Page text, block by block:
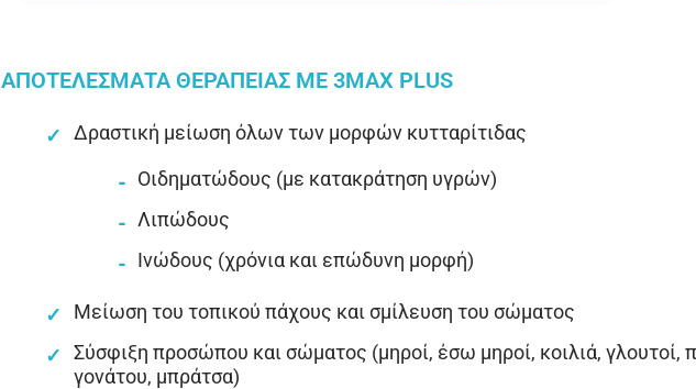
ΑΠΟΤΕΛΕΣΜΑΤΑ ΘΕΡΑΠΕΙΑΣ ΜΕ 3MAX PLUS
Δραστική μείωση όλων των μορφών κυτταρίτιδας
Οιδηματώδους (με κατακράτηση υγρών)
Λιπώδους
Ινώδους (χρόνια και επώδυνη μορφή)
Μείωση του τοπικού πάχους και σμίλευση του σώματος
Σύσφιξη προσώπου και σώματος (μηροί, έσω μηροί, κοιλιά, γλουτοί,
γονάτου, μπράτσα)